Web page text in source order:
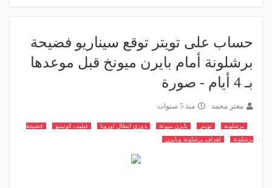
حساب على تويتر توقع سيناريو فضيحة
برشلونة أمام بايرن ميونخ قبل موعدها
بـ 4 أيام - صورة
معتز محمد منذ 5 سنوات
برشلونة تويتر بايرن ميونخ دوري ابطال اوروبا فيليب كوتينيو
فضيحة
برشلونة
اهداف برشلونة وبايرن